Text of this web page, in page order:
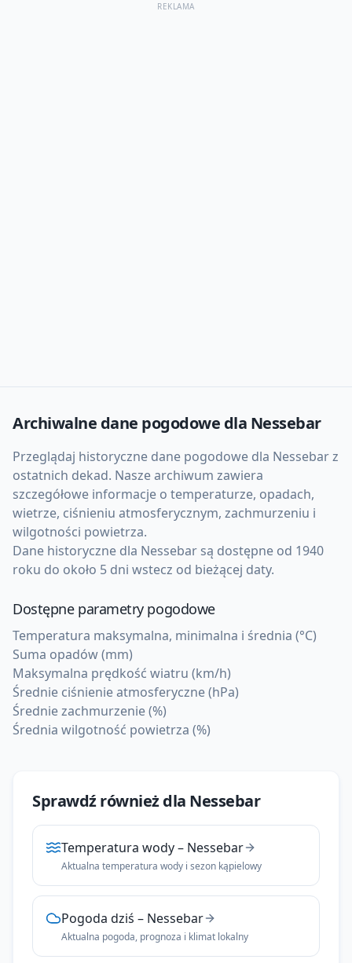
REKLAMA
Archiwalne dane pogodowe dla Nessebar
Przeglądaj historyczne dane pogodowe dla Nessebarz
ostatnich dekad. Nasze archiwum zawiera
szczegółowe informacje o temperaturze, opadach,
wietrze, ciśnieniu atmosferycznym, zachmurzeniu i
wilgotności powietrza.
Dane historyczne dla Nessebar są dostępne od 1940
roku do około 5 dni wstecz od bieżącej daty.
Dostępne parametry pogodowe
Temperatura maksymalna, minimalna i średnia (°C)
Suma opadów (mm)
Maksymalna prędkość wiatru (km/h)
Średnie ciśnienie atmosferyczne (hPa)
Średnie zachmurzenie (%)
Średnia wilgotność powietrza (%)
Sprawdź również dla Nessebar
Temperatura wody– Nessebar
Aktualna temperatura wody i sezon kąpielowy
Pogoda dziś – Nessebar
Aktualna pogoda, prognoza i klimat lokalny